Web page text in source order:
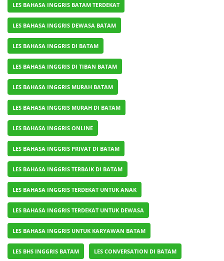
LES BAHASA INGGRIS BATAM TERDEKAT
LES BAHASA INGGRIS DEWASA BATAM
LES BAHASA INGGRIS DI BATAM
LES BAHASA INGGRIS DI TIBAN BATAM
LES BAHASA INGGRIS MURAH BATAM
LES BAHASA INGGRIS MURAH DI BATAM
LES BAHASA INGGRIS ONLINE
LES BAHASA INGGRIS PRIVAT DI BATAM
LES BAHASA INGGRIS TERBAIK DI BATAM
LES BAHASA INGGRIS TERDEKAT UNTUK ANAK
LES BAHASA INGGRIS TERDEKAT UNTUK DEWASA
LES BAHASA INGGRIS UNTUK KARYAWAN BATAM
LES BHS INGGRIS BATAM LES CONVERSATION DI BATAM